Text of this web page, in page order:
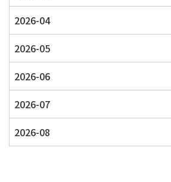
2026-04
2026-05
2026-06
2026-07
2026-08